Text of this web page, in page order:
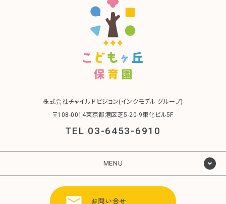
株式会社チャイルドビジョン(インクモデル グループ)
〒108-0014東京都港区芝5-20-9東化ビル5F
TEL 03-6453-6910
MENU